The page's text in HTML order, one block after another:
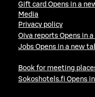
Gift card Opens in a
Media
Privacy policy
Oiva reports Opens in
Jobs Opens in a new
Book for meeting
Sokoshotels.fi Opens